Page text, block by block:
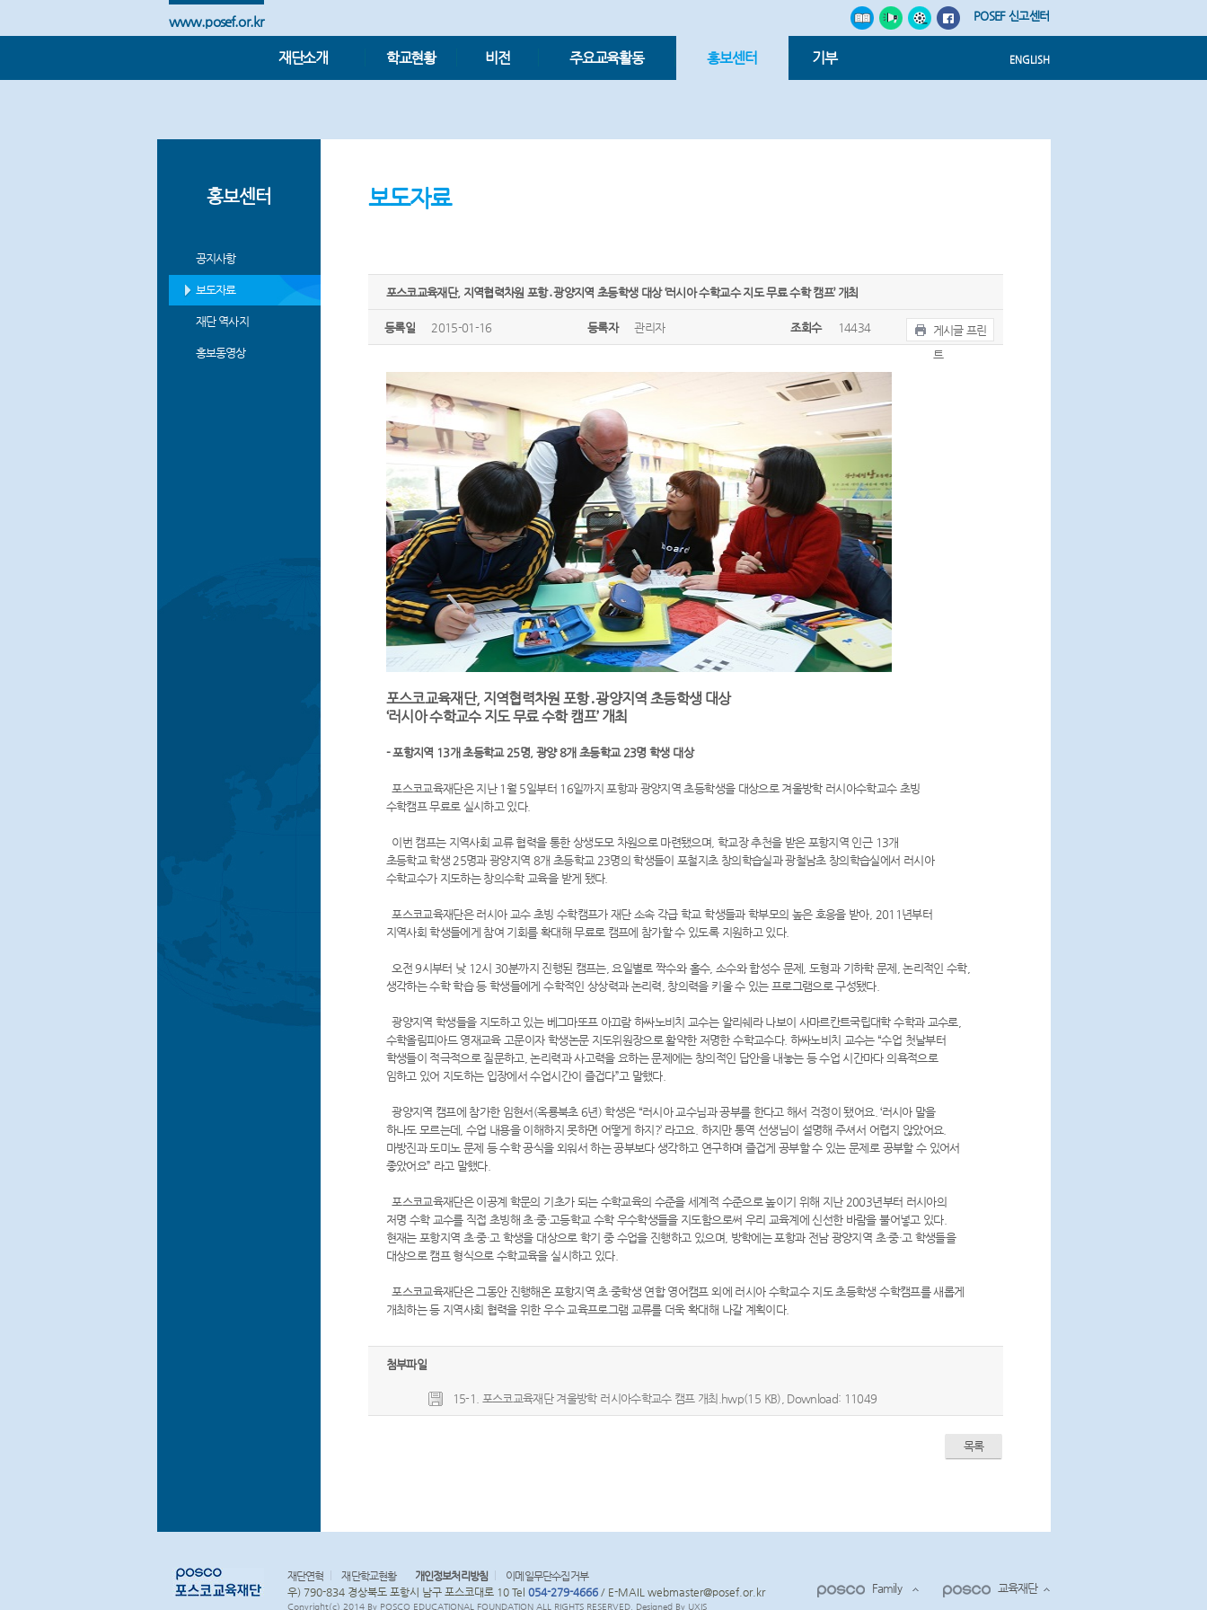
www.posef.or.kr
ENGLISH
POSEF 신고센터
재단소개 학교현황 비전 주요교육활동 홍보센터 기부
홍보센터
공지사항
보도자료
재단 역사지
홍보동영상
보도자료
포스코교육재단, 지역협력차원 포항․광양지역 초등학생 대상 ‘러시아 수학교수 지도 무료 수학 캠프’ 개최
등록일 2015-01-16 등록자 관리자 조회수 14434
게시글 프린
트
포스코교육재단, 지역협력차원 포항․광양지역 초등학생 대상
‘러시아 수학교수 지도 무료 수학 캠프’ 개최
- 포항지역 13개 초등학교 25명, 광양 8개 초등학교 23명 학생 대상
포스코교육재단은 지난 1월 5일부터 16일까지 포항과 광양지역 초등학생을 대상으로 겨울방학 러시아수학교수 초빙
수학캠프 무료로 실시하고 있다.
이번 캠프는 지역사회 교류 협력을 통한 상생도모 차원으로 마련됐으며, 학교장 추천을 받은 포항지역 인근 13개
초등학교 학생 25명과 광양지역 8개 초등학교 23명의 학생들이 포철지초 창의학습실과 광철남초 창의학습실에서 러시아
수학교수가 지도하는 창의수학 교육을 받게 됐다.
포스코교육재단은 러시아 교수 초빙 수학캠프가 재단 소속 각급 학교 학생들과 학부모의 높은 호응을 받아, 2011년부터
지역사회 학생들에게 참여 기회를 확대해 무료로 캠프에 참가할 수 있도록 지원하고 있다.
오전 9시부터 낮 12시 30분까지 진행된 캠프는, 요일별로 짝수와 홀수, 소수와 합성수 문제, 도형과 기하학 문제, 논리적인 수학,
생각하는 수학 학습 등 학생들에게 수학적인 상상력과 논리력, 창의력을 키울 수 있는 프로그램으로 구성됐다.
광양지역 학생들을 지도하고 있는 베그마또프 아끄람 하싸노비치 교수는 알리쉐라 나보이 사마르칸트국립대학 수학과 교수로,
수학올림피아드 영재교육 고문이자 학생논문 지도위원장으로 활약한 저명한 수학교수다. 하싸노비치 교수는 “수업 첫날부터
학생들이 적극적으로 질문하고, 논리력과 사고력을 요하는 문제에는 창의적인 답안을 내놓는 등 수업 시간마다 의욕적으로
임하고 있어 지도하는 입장에서 수업시간이 즐겁다”고 말했다.
광양지역 캠프에 참가한 임현서(옥룡북초 6년) 학생은 “러시아 교수님과 공부를 한다고 해서 걱정이 됐어요. ‘러시아 말을
하나도 모르는데, 수업 내용을 이해하지 못하면 어떻게 하지?’ 라고요. 하지만 통역 선생님이 설명해 주셔서 어렵지 않았어요.
마방진과 도미노 문제 등 수학 공식을 외워서 하는 공부보다 생각하고 연구하며 즐겁게 공부할 수 있는 문제로 공부할 수 있어서
좋았어요” 라고 말했다.
포스코교육재단은 이공계 학문의 기초가 되는 수학교육의 수준을 세계적 수준으로 높이기 위해 지난 2003년부터 러시아의
저명 수학 교수를 직접 초빙해 초·중·고등학교 수학 우수학생들을 지도함으로써 우리 교육계에 신선한 바람을 불어넣고 있다.
현재는 포항지역 초·중·고 학생을 대상으로 학기 중 수업을 진행하고 있으며, 방학에는 포항과 전남 광양지역 초·중·고 학생들을
대상으로 캠프 형식으로 수학교육을 실시하고 있다.
포스코교육재단은 그동안 진행해온 포항지역 초·중학생 연합 영어캠프 외에 러시아 수학교수 지도 초등학생 수학캠프를 새롭게
개최하는 등 지역사회 협력을 위한 우수 교육프로그램 교류를 더욱 확대해 나갈 계획이다.
첨부파일
15-1. 포스코교육재단 겨울방학 러시아수학교수 캠프 개최.hwp(15 KB), Download: 11049
목록
재단연혁 재단학교현황 개인정보처리방침
이메일무단수집거부
우) 790-834 경상북도 포항시 남구 포스코대로 10 Tel 054-279-4666/ E-MAIL webmaster@posef.or.kr
Copyright(c) 2014 By POSCO EDUCATIONAL FOUNDATION ALL RIGHTS RESERVED. Designed By UXIS
Family 교육재단